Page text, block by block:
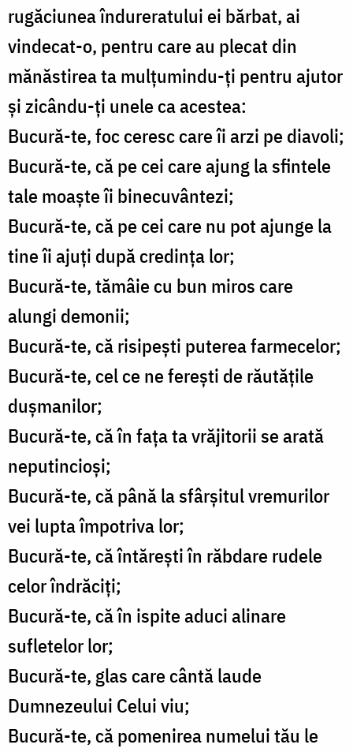
rugăciunea îndureratului ei bărbat, ai
vindecat-o, pentru care au plecat din
mănăstirea ta mulţumindu-ţi pentru ajutor
şi zicându-ţi unele ca acestea:
Bucură-te, foc ceresc care îi arzi pe diavoli;
Bucură-te, că pe cei care ajung la sfintele
tale moaşte îi binecuvântezi;
Bucură-te, că pe cei care nu pot ajunge la
tine îi ajuţi după credinţa lor;
Bucură-te, tămâie cu bun miros care
alungi demonii;
Bucură-te, că risipeşti puterea farmecelor;
Bucură-te, cel ce ne fereşti de răutăţile
duşmanilor;
Bucură-te, că în faţa ta vrăjitorii se arată
neputincioşi;
Bucură-te, că până la sfârşitul vremurilor
vei lupta împotriva lor;
Bucură-te, că întăreşti în răbdare rudele
celor îndrăciţi;
Bucură-te, că în ispite aduci alinare
sufletelor lor;
Bucură-te, glas care cântă laude
Dumnezeului Celui viu;
Bucură-te, că pomenirea numelui tău le